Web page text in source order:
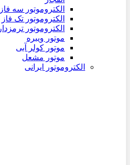
الکتروموتور سه فاز
الکتروموتور تک فاز
الکتروموتور ترمزدار
موتور ویبره
موتور کولر آبی
موتور مشعل
الکتروموتور ایرانی